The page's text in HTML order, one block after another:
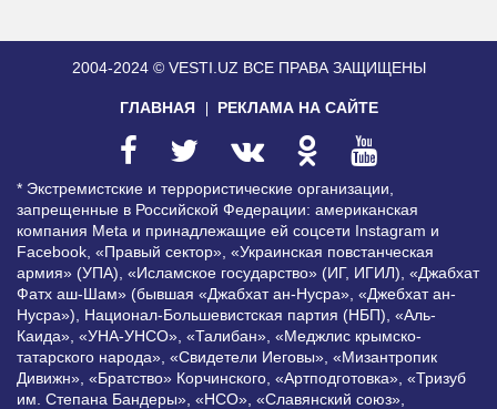
2004-2024 © VESTI.UZ ВСЕ ПРАВА ЗАЩИЩЕНЫ
ГЛАВНАЯ РЕКЛАМА НА САЙТЕ
* Экстремистские и террористические организации,
запрещенные в Российской Федерации: американская
компания Meta и принадлежащие ей соцсети Instagram и
Facebook, «Правый сектор», «Украинская повстанческая
армия» (УПА), «Исламское государство» (ИГ, ИГИЛ), «Джабхат
Фатх аш-Шам» (бывшая «Джабхат ан-Нусра», «Джебхат ан-
Нусра»), Национал-Большевистская партия (НБП), «Аль-
Каида», «УНА-УНСО», «Талибан», «Меджлис крымско-
татарского народа», «Свидетели Иеговы», «Мизантропик
Дивижн», «Братство» Корчинского, «Артподготовка», «Тризуб
им. Степана Бандеры», «НСО», «Славянский союз»,